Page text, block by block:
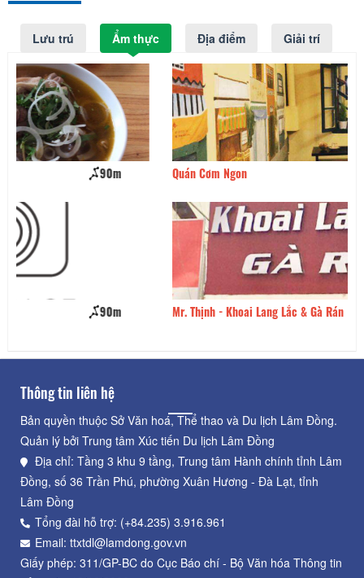
Lưu trú Ẩm thực Địa điểm Giải trí
Quán Cơm Ngon
Mr. Thịnh - Khoai Lang Lắc & Gà Rán 120m
Thông tin liên hệ
Bản quyền thuộc Sở Văn hoá, Thể thao và Du lịch Lâm Đồng.
Quản lý bởi Trung tâm Xúc tiến Du lịch Lâm Đồng
Địa chỉ: Tầng 3 khu 9 tầng, Trung tâm Hành chính tỉnh Lâm
Đồng, số 36 Trần Phú, phường Xuân Hương - Đà Lạt, tỉnh
Lâm Đồng
Tổng đài hỗ trợ: (+84.235) 3.916.961
Email: ttxtdl@lamdong.gov.vn
Giấy phép: 311/GP-BC do Cục Báo chí - Bộ Văn hóa Thông tin